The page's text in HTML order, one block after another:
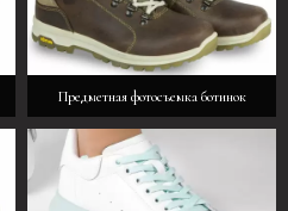
Предметная фотосъемка ботинок